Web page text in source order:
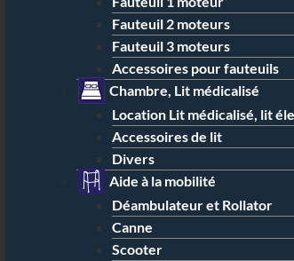
Fauteuil 2 moteurs
Fauteuil 3 moteurs
Accessoires pour fauteuils
Chambre, Lit médicalisé
Location Lit médicalisé, lit
Accessoires de lit
Divers
Aide à la mobilité
Déambulateur et Rollator
Canne
Scooter